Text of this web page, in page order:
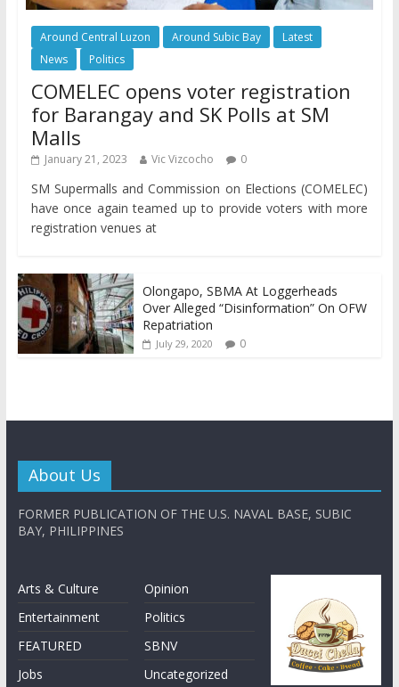
Around Central Luzon Around Subic Bay
Latest
News
Politics
COMELEC opens voter registration
for Barangay and SK Polls at SM
Malls
January 21, 2023 Vic Vizcocho 0
SM Supermalls and Commission on Elections (COMELEC)
have once again teamed up to provide voters with more
registration venues at
Olongapo, SBMA At Loggerheads
Over Alleged “Disinformation” On OFW
Repatriation
July 29, 2020 0
About Us
FORMER PUBLICATION OF THE U.S. NAVAL BASE, SUBIC
BAY, PHILIPPINES
Arts & Culture
Entertainment
FEATURED
Jobs
Opinion
Politics
SBNV
Uncategorized